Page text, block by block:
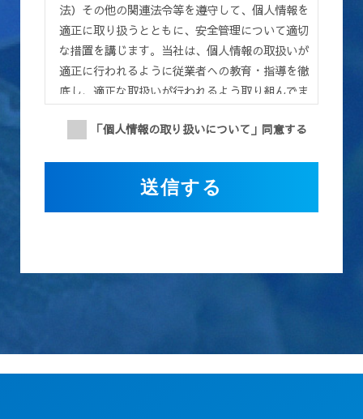
法）その他の関連法令等を遵守して、個人情報を
適正に取り扱うとともに、安全管理について適切
な措置を講じます。当社は、個人情報の取扱いが
適正に行われるように従業者への教育・指導を徹
底し、適正な取扱いが行われるよう取り組んでま
情・相談に迅速に対応し、当社の個人情報の取扱
第２条（定義）
「個人情報の取り扱いについて」同意する